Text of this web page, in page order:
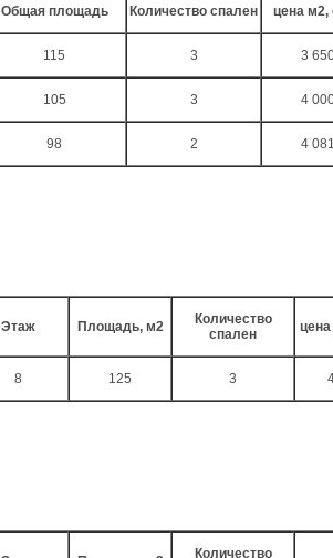
Общая площадь Количество спален цена м2,
115 3 3
105 3 4
98 2 4
Этаж Площадь, м2
Количество
спален
8 125 3
Количество